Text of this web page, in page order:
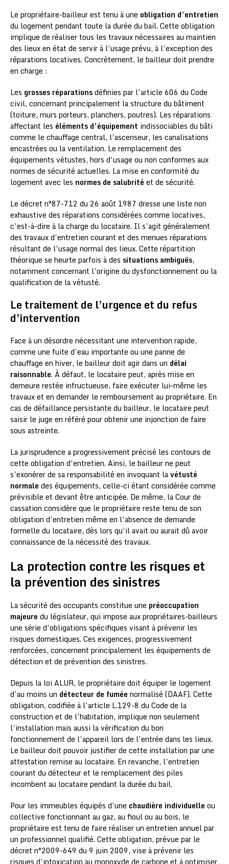
Le propriétaire-bailleur est tenu à une obligation d’entretien
du logement pendant toute la durée du bail. Cette obligation
implique de réaliser tous les travaux nécessaires au maintien
des lieux en état de servir à l’usage prévu, à l’exception des
réparations locatives. Concrètement, le bailleur doit prendre
en charge :
Les grosses réparationsdéfinies par l’article 606 du Code
civil, concernant principalement la structure du bâtiment
(toiture, murs porteurs, planchers, poutres). Les réparations
affectant les éléments d’équipement indissociables du bâti
comme le chauffage central, l’ascenseur, les canalisations
encastrées ou la ventilation. Le remplacement des
équipements vétustes, hors d’usage ou non conformes aux
normes de sécurité actuelles. La mise en conformité du
logement avec les normes de salubrité et de sécurité.
Le décret n°87-712 du 26 août 1987 dresse une liste non
exhaustive des réparations considérées comme locatives,
c’est-à-dire à la charge du locataire. Il s’agit généralement
des travaux d’entretien courant et des menues réparations
résultant de l’usage normal des lieux. Cette répartition
théorique se heurte parfois à des situations ambiguës,
notamment concernant l’origine du dysfonctionnement ou la
qualification de la vétusté.
Le traitement de l’urgence et du refus
d’intervention
Face à un désordre nécessitant une intervention rapide,
comme une fuite d’eau importante ou une panne de
chauffage en hiver, le bailleur doit agir dans un délai
raisonnable. À défaut, le locataire peut, après mise en
demeure restée infructueuse, faire exécuter lui-même les
travaux et en demander le remboursement au propriétaire. En
cas de défaillance persistante du bailleur, le locataire peut
saisir le juge en référé pour obtenir une injonction de faire
sous astreinte.
La jurisprudence a progressivement précisé les contours de
cette obligation d’entretien. Ainsi, le bailleur ne peut
s’exonérer de sa responsabilité en invoquant lavétusté
normale des équipements, celle-ci étant considérée comme
prévisible et devant être anticipée. De même, la Cour de
cassation considère que le propriétaire reste tenu de son
obligation d’entretien même en l’absence de demande
formelle du locataire, dès lors qu’il avait ou aurait dû avoir
connaissance de la nécessité des travaux.
La protection contre les risques et
la prévention des sinistres
La sécurité des occupants constitue une préoccupation
majeure du législateur, qui impose aux propriétaires-bailleurs
une série d’obligations spécifiques visant à prévenir les
risques domestiques. Ces exigences, progressivement
renforcées, concernent principalement les équipements de
détection et de prévention des sinistres.
Depuis la loi ALUR, le propriétaire doit équiper le logement
d’au moins un détecteur de fumée normalisé (DAAF). Cette
obligation, codifiée à l’article L.129-8 du Code de la
construction et de l’habitation, implique non seulement
l’installation mais aussi la vérification du bon
fonctionnement de l’appareil lors de l’entrée dans les lieux.
Le bailleur doit pouvoir justifier de cette installation par une
attestation remise au locataire. En revanche, l’entretien
courant du détecteur et le remplacement des piles
incombent au locataire pendant la durée du bail.
Pour les immeubles équipés d’une chaudière individuelle ou
collective fonctionnant au gaz, au fioul ou au bois, le
propriétaire est tenu de faire réaliser un entretien annuel par
un professionnel qualifié. Cette obligation, prévue par le
décret n°2009-649 du 9 juin 2009, vise à prévenir les